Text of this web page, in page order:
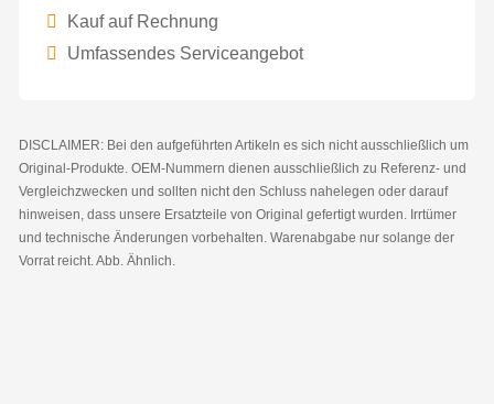
Kauf auf Rechnung
Umfassendes Serviceangebot
DISCLAIMER: Bei den aufgeführten Artikeln es sich nicht ausschließlich um
Original-Produkte. OEM-Nummern dienen ausschließlich zu Referenz- und
Vergleichzwecken und sollten nicht den Schluss nahelegen oder darauf
hinweisen, dass unsere Ersatzteile von Original gefertigt wurden. Irrtümer
und technische Änderungen vorbehalten. Warenabgabe nur solange der
Vorrat reicht. Abb. Ähnlich.